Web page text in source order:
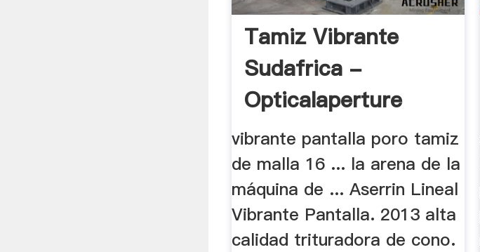
Tamiz Vibrante
Sudafrica -
Opticalaperture
vibrante pantalla poro tamiz
de malla 16 ... la arena de la
máquina de ... Aserrin Lineal
Vibrante Pantalla. 2013 alta
calidad trituradora de cono.